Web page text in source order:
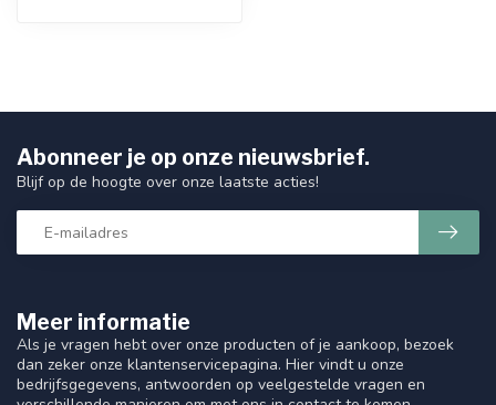
Meer informatie
Als je vragen hebt over onze producten of je aankoop, bezoek
dan zeker onze klantenservicepagina. Hier vindt u onze
bedrijfsgegevens, antwoorden op veelgestelde vragen en
Abonneer je op onze nieuwsbrief.
Blijf op de hoogte over onze laatste acties!